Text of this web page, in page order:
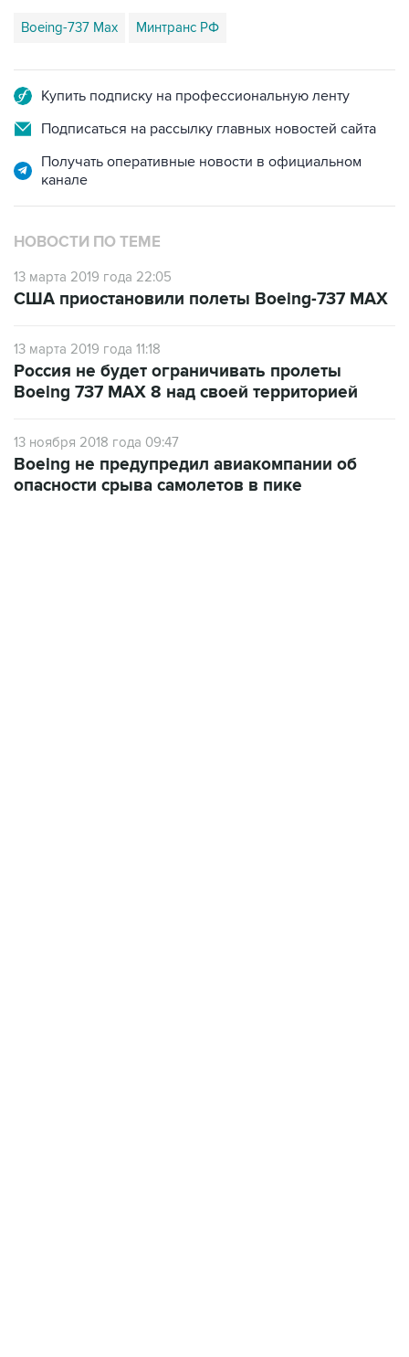
Boeing-737 Max Минтранс РФ
Купить подписку на профессиональную ленту
Подписаться на рассылку главных новостей сайта
Получать оперативные новости в официальном
канале
НОВОСТИ ПО ТЕМЕ
13 марта 2019 года 22:05
США приостановили полеты Boeing-737 MAX
13 марта 2019 года 11:18
Россия не будет ограничивать пролеты
Boeing 737 MAX 8 над своей территорией
13 ноября 2018 года 09:47
Boeing не предупредил авиакомпании об
опасности срыва самолетов в пике